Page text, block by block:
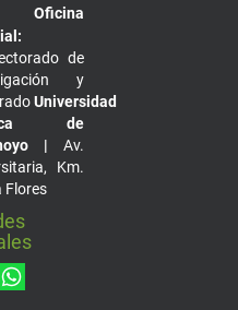
Oficina
de
y
Universidad
de
| Av.
Km.
Flores